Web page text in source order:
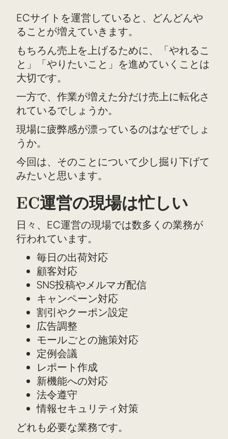
ECサイトを運営していると、どんどんや
ることが増えていきます。
もちろん売上を上げるために、「やれるこ
と」「やりたいこと」を進めていくことは
大切です。
一方で、作業が増えた分だけ売上に転化さ
れているでしょうか。
現場に疲弊感が漂っているのはなぜでしょ
うか。
今回は、そのことについて少し掘り下げて
みたいと思います。
EC運営の現場は忙しい
日々、EC運営の現場では数多くの業務が
行われています。
毎日の出荷対応
顧客対応
SNS投稿やメルマガ配信
キャンペーン対応
割引やクーポン設定
広告調整
モールごとの施策対応
定例会議
レポート作成
新機能への対応
法令遵守
情報セキュリティ対策
どれも必要な業務です。